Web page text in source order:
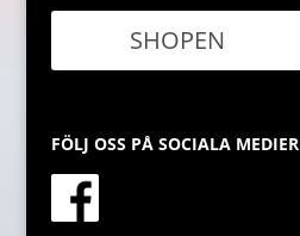
SHOPEN
FÖLJ OSS PÅ SOCIALA MEDIER